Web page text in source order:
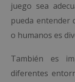
juego sea
pueda entender
o humanos es
También es
diferentes